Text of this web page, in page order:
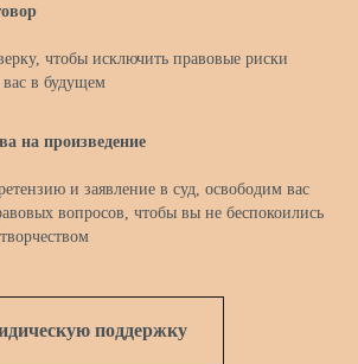
чтобы исключить правовые риски
вас в будущем
на произведение
и заявление в суд, освободим вас
вопросов, чтобы вы не беспокоились
поддержку
обезопасить вас
стаж
практики